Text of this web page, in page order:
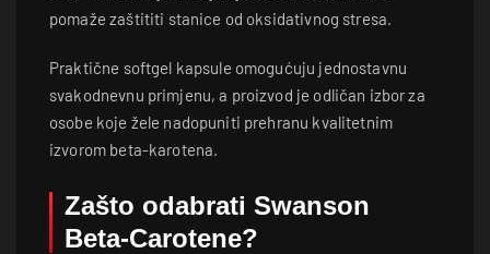
pomaže zaštititi stanice od oksidativnog stresa.
Praktične softgel kapsule omogućuju jednostavnu
svakodnevnu primjenu, a proizvod je odličan izbor za
osobe koje žele nadopuniti prehranu kvalitetnim
izvorom beta-karotena.
Zašto odabrati Swanson
Beta-Carotene?